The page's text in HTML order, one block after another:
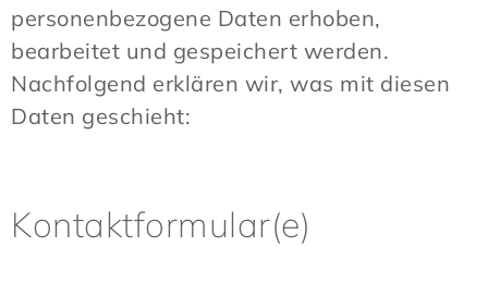
personenbezogene Daten erhoben,
bearbeitet und gespeichert werden.
Nachfolgend erklären wir, was mit diesen
Daten geschieht:
Kontaktformular(e)